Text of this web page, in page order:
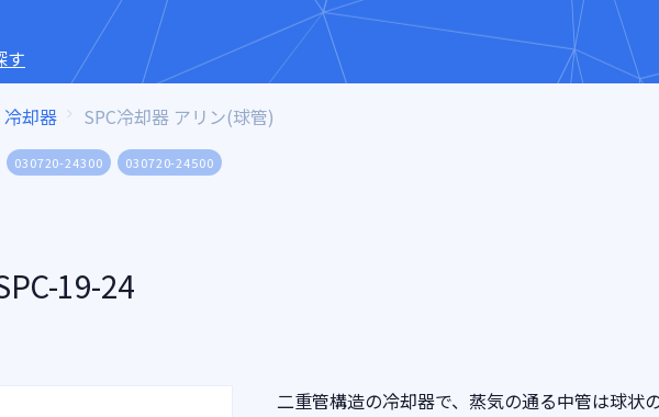
す
冷却器 SPC冷却器 アリン(球管)
030720-24300 030720-24500
19-24
二重管構造の冷却器で、蒸気の通る中管は球状